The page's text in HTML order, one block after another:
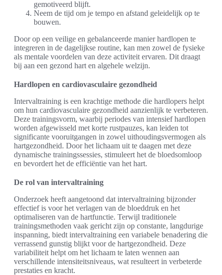
gemotiveerd blijft.
Neem de tijd om je tempo en afstand geleidelijk op te
bouwen.
Door op een veilige en gebalanceerde manier hardlopen te
integreren in de dagelijkse routine, kan men zowel de fysieke
als mentale voordelen van deze activiteit ervaren. Dit draagt
bij aan een gezond hart en algehele welzijn.
Hardlopen en cardiovasculaire gezondheid
Intervaltraining is een krachtige methode die hardlopers helpt
om hun cardiovasculaire gezondheid aanzienlijk te verbeteren.
Deze trainingsvorm, waarbij periodes van intensief hardlopen
worden afgewisseld met korte rustpauzes, kan leiden tot
significante vooruitgangen in zowel uithoudingsvermogen als
hartgezondheid. Door het lichaam uit te daagen met deze
dynamische trainingssessies, stimuleert het de bloedsomloop
en bevordert het de efficiëntie van het hart.
De rol van intervaltraining
Onderzoek heeft aangetoond dat intervaltraining bijzonder
effectief is voor het verlagen van de bloeddruk en het
optimaliseren van de hartfunctie. Terwijl traditionele
trainingsmethoden vaak gericht zijn op constante, langdurige
inspanning, biedt intervaltraining een variabele benadering die
verrassend gunstig blijkt voor de hartgezondheid. Deze
variabiliteit helpt om het lichaam te laten wennen aan
verschillende intensiteitsniveaus, wat resulteert in verbeterde
prestaties en kracht.